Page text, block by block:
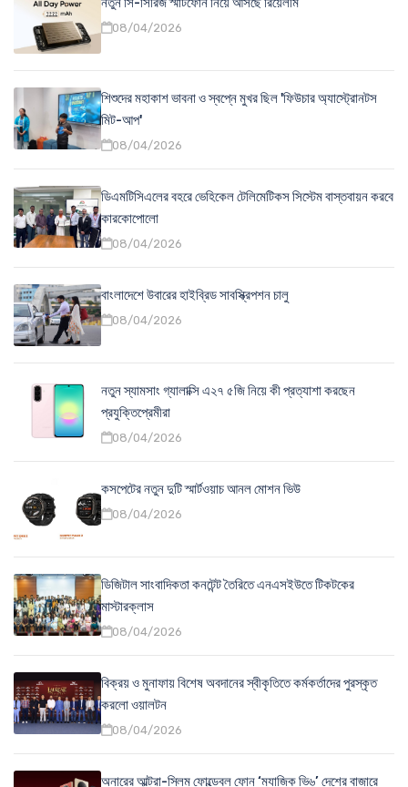
08/04/2026
শিশুদের মহাকাশ ভাবনা ও স্বপ্নে মুখর ছিল 'ফিউচার অ্যাস্ট্রোনটস
মিট-আপ'
08/04/2026
ডিএমটিসিএলের বহরে ভেহিকেল টেলিমেটিকস সিস্টেম বাস্তবায়ন করবে
কারকোপোলো
08/04/2026
বাংলাদেশে উবারের হাইব্রিড সাবস্ক্রিপশন চালু
08/04/2026
নতুন স্যামসাং গ্যালাক্সি এ২৭ ৫জি নিয়ে কী প্রত্যাশা করছেন
প্রযুক্তিপ্রেমীরা
08/04/2026
কসপেটের নতুন দুটি স্মার্টওয়াচ আনল মোশন ভিউ
08/04/2026
ডিজিটাল সাংবাদিকতা কনটেন্ট তৈরিতে এনএসইউতে টিকটকের
মাস্টারক্লাস
08/04/2026
বিক্রয় ও মুনাফায় বিশেষ অবদানের স্বীকৃতিতে কর্মকর্তাদের পুরস্কৃত
করলো ওয়ালটন
08/04/2026
অনারের আল্ট্রা-স্লিম ফোল্ডেবল ফোন ‘ম্যাজিক ভি৬’ দেশের বাজারে